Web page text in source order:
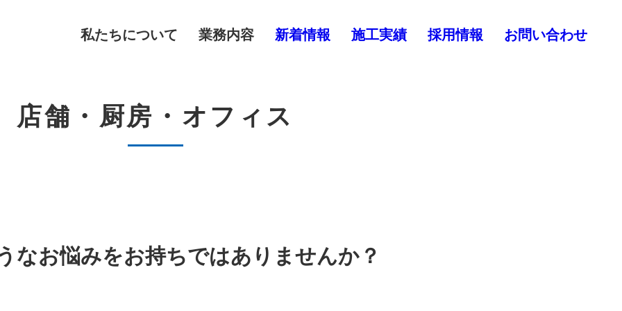
私たちについて 業務内容 新着情報 施工実績 採用情報 お問い合わせ
店舗・厨房・オフィス
なお悩みをお持ちではありませんか？